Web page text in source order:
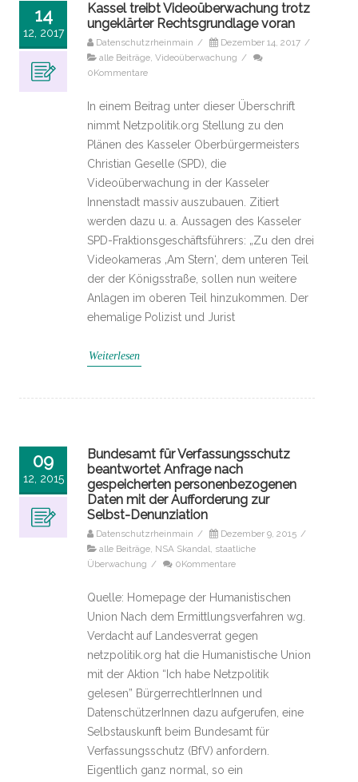
14
12, 2017
Kassel treibt Videoüberwachung trotz
ungeklärter Rechtsgrundlage voran
Datenschutzrheinmain / Dezember 14, 2017 /
alle Beiträge, Videoüberwachung /
0Kommentare
In einem Beitrag unter dieser Überschrift
nimmt Netzpolitik.org Stellung zu den
Plänen des Kasseler Oberbürgermeisters
Christian Geselle (SPD), die
Videoüberwachung in der Kasseler
Innenstadt massiv auszubauen. Zitiert
werden dazu u. a. Aussagen des Kasseler
SPD-Fraktionsgeschäftsführers: „Zu den drei
Videokameras ‚Am Stern‘, dem unteren Teil
der der Königsstraße, sollen nun weitere
Anlagen im oberen Teil hinzukommen. Der
ehemalige Polizist und Jurist
Weiterlesen
09
12, 2015
Bundesamt für Verfassungsschutz
beantwortet Anfrage nach
gespeicherten personenbezogenen
Daten mit der Aufforderung zur
Selbst-Denunziation
Datenschutzrheinmain / Dezember 9, 2015 /
alle Beiträge, NSA Skandal, staatliche
Überwachung / 0Kommentare
Quelle: Homepage der Humanistischen
Union Nach dem Ermittlungsverfahren wg.
Verdacht auf Landesverrat gegen
netzpolitik.org hat die Humanistische Union
mit der Aktion “Ich habe Netzpolitik
gelesen” BürgerrechtlerInnen und
DatenschützerInnen dazu aufgerufen, eine
Selbstauskunft beim Bundesamt für
Verfassungsschutz (BfV) anfordern.
Eigentlich ganz normal, so ein